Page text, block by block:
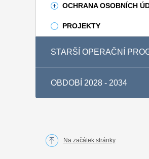
OCHRANA OSOBNÍCH
PROJEKTY
STARŠÍ OPERAČNÍ
OBDOBÍ 2028 - 2034
Na začátek stránky